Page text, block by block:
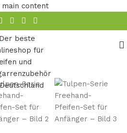
content
Pfeifen